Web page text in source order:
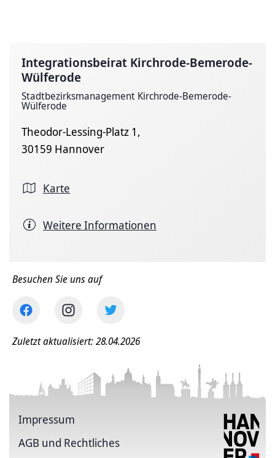
Integrationsbeirat Kirchrode-Bemerode-
Wülferode
Stadtbezirksmanagement Kirchrode-Bemerode-
Wülferode
Theodor-Lessing-Platz 1,
30159 Hannover
Karte
Weitere Informationen
Besuchen Sie uns auf
Zuletzt aktualisiert: 28.04.2026
Impressum
AGB und Rechtliches